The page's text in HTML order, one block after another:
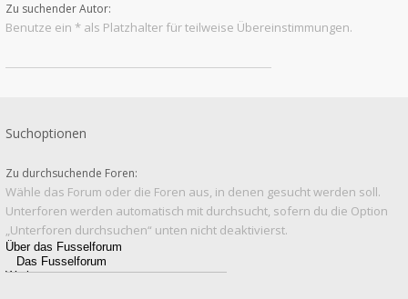
Zu suchender Autor:
Benutze ein * als Platzhalter für teilweise Übereinstimmungen.
Suchoptionen
Zu durchsuchende Foren:
Wähle das Forum oder die Foren aus, in denen gesucht werden soll.
Unterforen werden automatisch mit durchsucht, sofern du die Option
„Unterforen durchsuchen“ unten nicht deaktivierst.